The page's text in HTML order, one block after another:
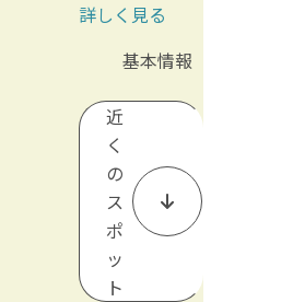
詳しく見る
基本情報
近
く
の
ス
ポ
ッ
ト